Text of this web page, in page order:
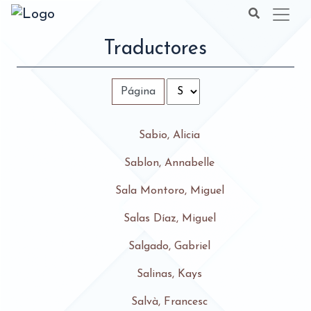
Traductores
Página
Sabio, Alicia
Sablon, Annabelle
Sala Montoro, Miguel
Salas Díaz, Miguel
Salgado, Gabriel
Salinas, Kays
Salvà, Francesc